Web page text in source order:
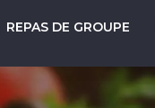
REPAS DE GROUPE